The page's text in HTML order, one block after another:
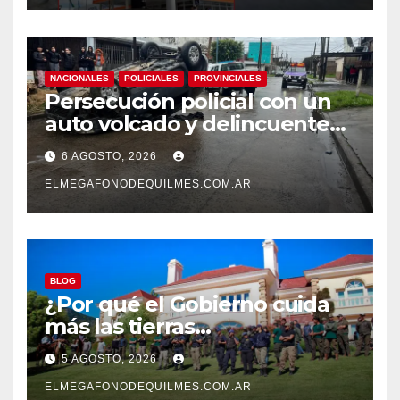
NACIONALES POLICIALES PROVINCIALES
Persecución policial con un
auto volcado y delincuentes
detenidos en San Francisco
Solano
6 AGOSTO, 2026
ELMEGAFONODEQUILMES.COM.AR
BLOG
¿Por qué el Gobierno cuida
más las tierras
extranjerizadas que el
patrimonio de todos los
argentinos?
5 AGOSTO, 2026
ELMEGAFONODEQUILMES.COM.AR